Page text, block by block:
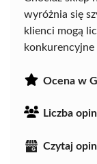
wyróżnia się
klienci mogą
konkurencyjne
Ocena w
Liczba
Czytaj